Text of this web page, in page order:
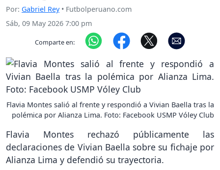
Por: Gabriel Rey• Futbolperuano.com
Sáb, 09 May 2026 7:00 pm
Comparte en:
Flavia Montes salió al frente y respondió a Vivian Baella tras la
polémica por Alianza Lima. Foto: Facebook USMP Vóley Club
Flavia Montes rechazó públicamente las
declaraciones de Vivian Baella sobre su fichaje por
Alianza Lima y defendió su trayectoria.